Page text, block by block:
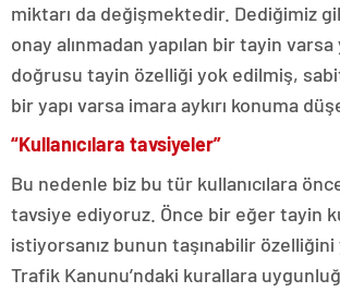
miktarı da değişmektedir. Dediğimiz
onay alınmadan yapılan bir tayin
doğrusu tayin özelliği yok edilmiş,
bir yapı varsa imara aykırı konuma
“Kullanıcılara tavsiyeler”
Bu nedenle biz bu tür kullanıcılara
tavsiye ediyoruz. Önce bir eğer tayin
istiyorsanız bunun taşınabilir
Trafik Kanunu’ndaki kurallara